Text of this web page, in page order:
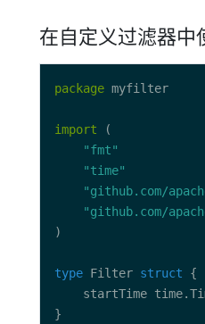
在自定义过滤器中
package
import
"fmt"
"time"
"github.com/
"github.com/
type Filter struct